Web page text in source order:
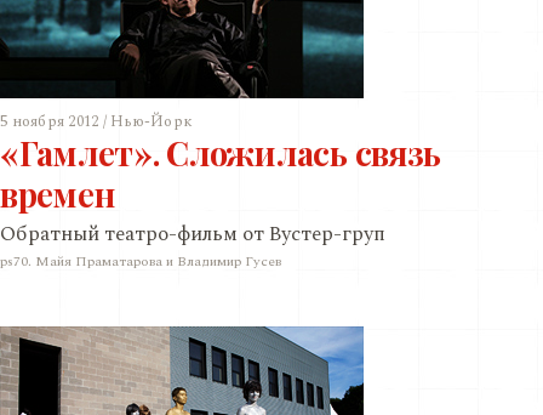
5 ноября 2012 / Нью-Йорк
«Гамлет». Сложилась связь
времен
Обратный театро-фильм от Вустер-груп
ps70. Майя Праматарова и Владимир Гусев